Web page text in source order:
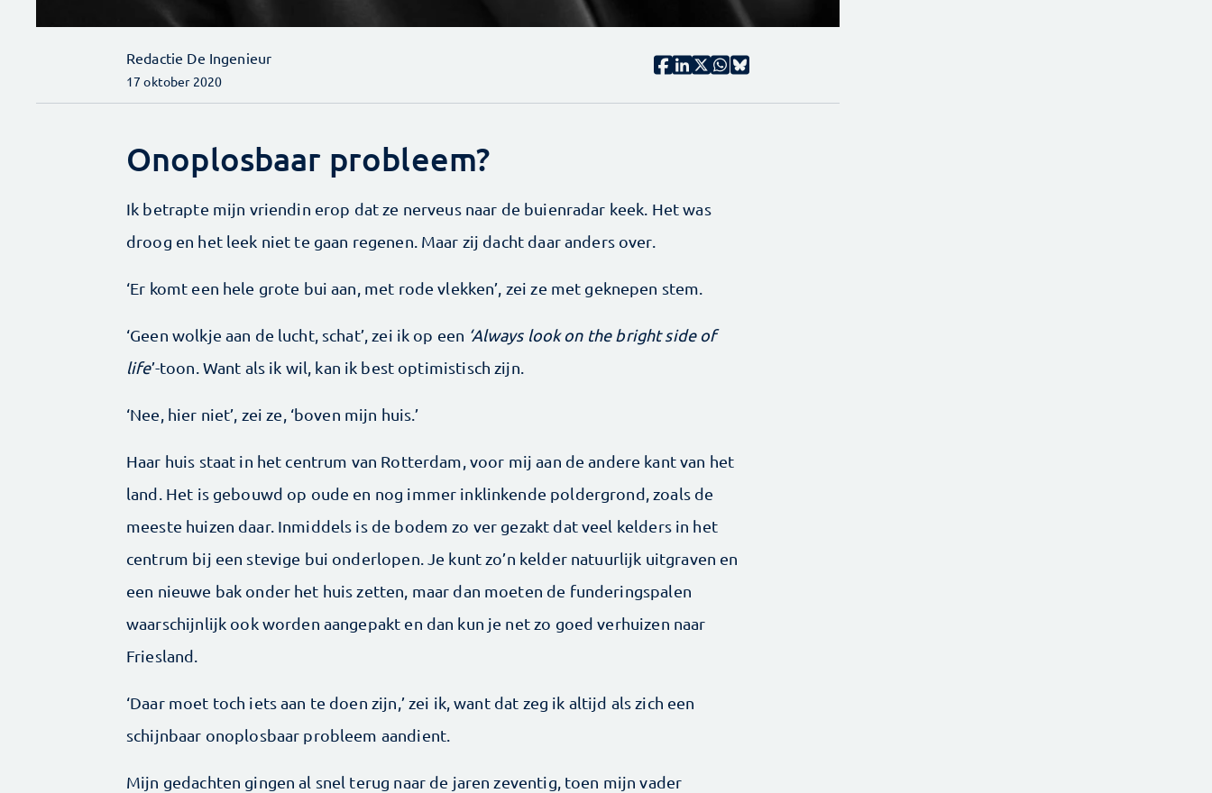
Redactie De Ingenieur
17 oktober 2020
Onoplosbaar probleem?
Ik betrapte mijn vriendin erop dat ze nerveus naar de buienradar keek. Het was
droog en het leek niet te gaan regenen. Maar zij dacht daar anders over.
‘Er komt een hele grote bui aan, met rode vlekken’, zei ze met geknepen stem.
‘Geen wolkje aan de lucht, schat’, zei ik op een ‘Always look on the bright side of
life’-toon. Want als ik wil, kan ik best optimistisch zijn.
‘Nee, hier niet’, zei ze, ‘boven mijn huis.’
Haar huis staat in het centrum van Rotterdam, voor mij aan de andere kant van het
land. Het is gebouwd op oude en nog immer inklinkende poldergrond, zoals de
meeste huizen daar. Inmiddels is de bodem zo ver gezakt dat veel kelders in het
centrum bij een stevige bui onderlopen. Je kunt zo’n kelder natuurlijk uitgraven en
een nieuwe bak onder het huis zetten, maar dan moeten de funderingspalen
waarschijnlijk ook worden aangepakt en dan kun je net zo goed verhuizen naar
Friesland.
‘Daar moet toch iets aan te doen zijn,’ zei ik, want dat zeg ik altijd als zich een
schijnbaar onoplosbaar probleem aandient.
Mijn gedachten gingen al snel terug naar de jaren zeventig, toen mijn vader